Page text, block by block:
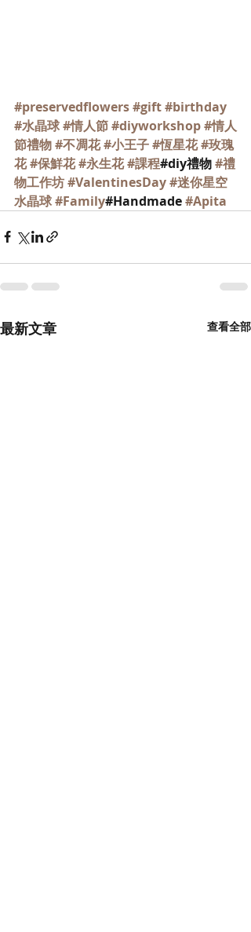
#preservedflowers#gift#birthday
#水晶球#情人節#diyworkshop#情人
節禮物#不凋花#小王子#恆星花#玫瑰
花#保鮮花#永生花#課程#diy禮物 #禮
物工作坊#ValentinesDay#迷你星空
水晶球#Family#Handmade #Apita
最新文章 查看全部